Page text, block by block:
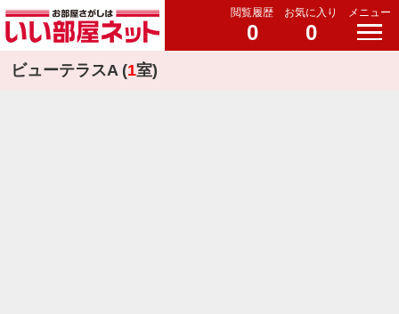
閲覧履歴
0
お気に入り
0
メニュー
ビューテラスA (1室)